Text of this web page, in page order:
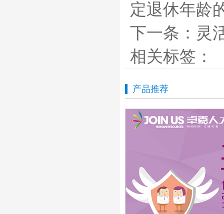
定退休年龄
下一条： 灵
相关标签：
产品推荐